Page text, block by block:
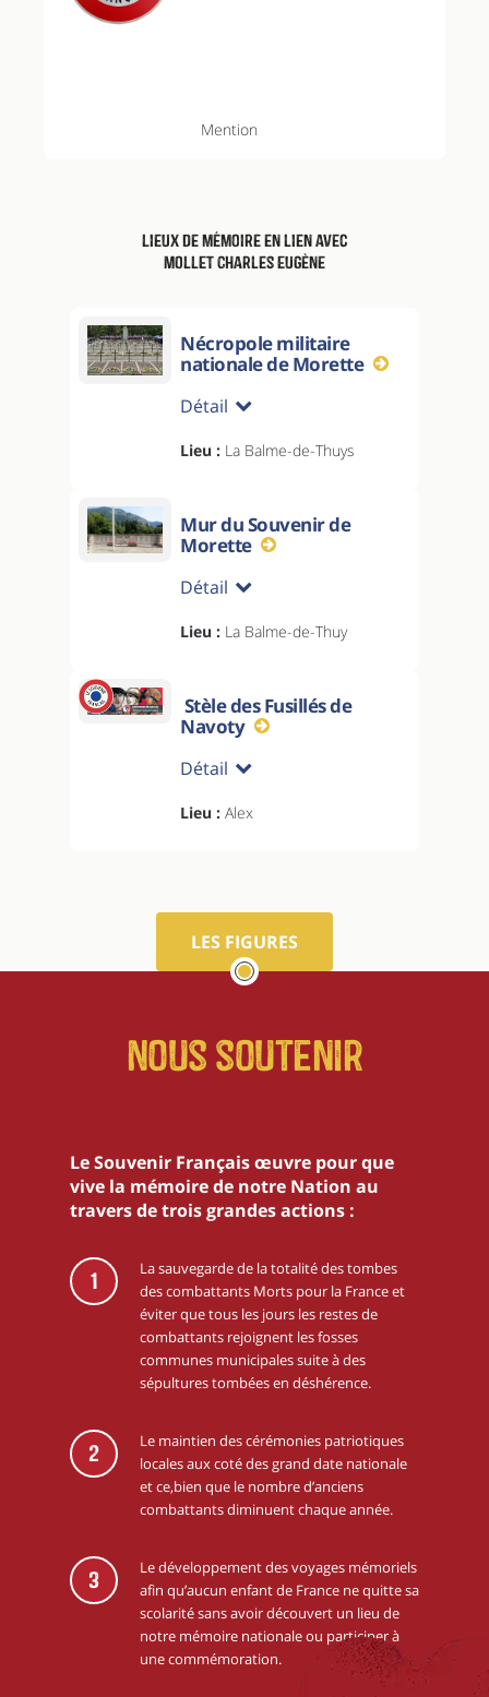
Mention
Lieux de mémoire en lien avec
MOLLET Charles Eugène
Nécropole militaire
nationale de Morette
Détail
Lieu : La Balme-de-Thuys
Mur du Souvenir de
Morette
Détail
Lieu : La Balme-de-Thuy
Stèle des Fusillés de
Navoty
Détail
Lieu : Alex
LES FIGURES
Nous soutenir
Le Souvenir Français œuvre pour que
vive la mémoire de notre Nation au
travers de trois grandes actions :
1
La sauvegarde de la totalité des tombes
des combattants Morts pour la France et
éviter que tous les jours les restes de
combattants rejoignent les fosses
communes municipales suite à des
sépultures tombées en déshérence.
2
Le maintien des cérémonies patriotiques
locales aux coté des grand date nationale
et ce,bien que le nombre d’anciens
combattants diminuent chaque année.
3
Le développement des voyages mémoriels
afin qu’aucun enfant de France ne quitte sa
scolarité sans avoir découvert un lieu de
notre mémoire nationale ou participer à
une commémoration.